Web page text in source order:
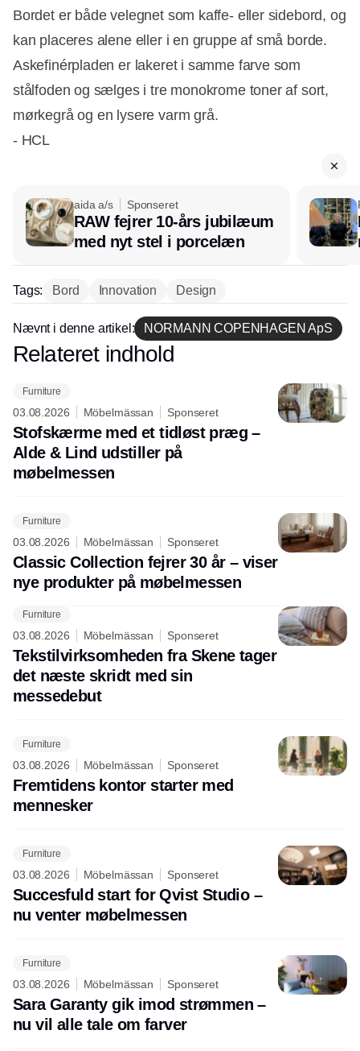
Bordet er både velegnet som kaffe- eller sidebord, og
kan placeres alene eller i en gruppe af små borde.
Askefinérpladen er lakeret i samme farve som
stålfoden og sælges i tre monokrome toner af sort,
mørkegrå og en lysere varm grå.
- HCL
aida a/s Sponseret
RAW fejrer 10-års jubilæum
med nyt stel i porcelæn
Tags: Bord Innovation Design
Nævnt i denne artikel: NORMANN COPENHAGEN ApS
Annonce
Relateret indhold
Furniture
03.08.2026 Möbelmässan Sponseret
Stofskærme med et tidløst præg –
Alde & Lind udstiller på
møbelmessen
Furniture
03.08.2026 Möbelmässan Sponseret
Classic Collection fejrer 30 år – viser
nye produkter på møbelmessen
Furniture
03.08.2026 Möbelmässan Sponseret
Tekstilvirksomheden fra Skene tager
det næste skridt med sin
messedebut
Furniture
03.08.2026 Möbelmässan Sponseret
Fremtidens kontor starter med
mennesker
Furniture
03.08.2026 Möbelmässan Sponseret
Succesfuld start for Qvist Studio –
nu venter møbelmessen
Furniture
03.08.2026 Möbelmässan Sponseret
Sara Garanty gik imod strømmen –
nu vil alle tale om farver